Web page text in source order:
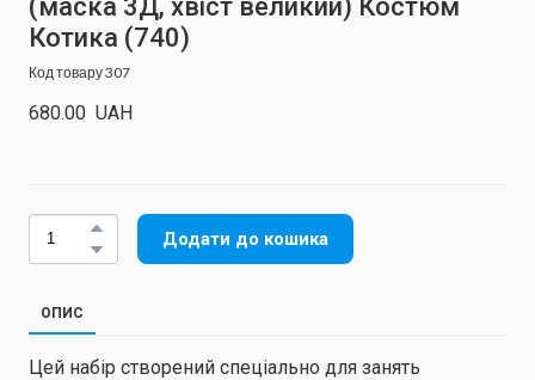
(маска 3Д, хвіст великий) Костюм
Котика (740)
Код товару 307
680.00  UAH
Додати до кошика
ОПИС
Цей набір створений спеціально для занять